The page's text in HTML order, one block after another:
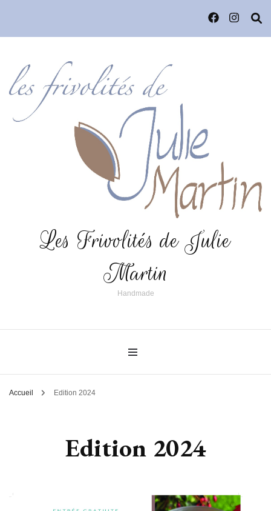
Les Frivolités de Julie
Martin
Handmade
Accueil Edition 2024
Edition 2024